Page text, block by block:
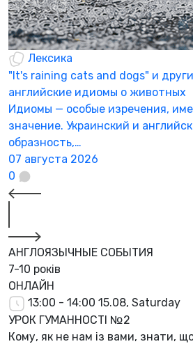
Лексика
"It's raining cats and dogs" и
английские идиомы о животных
Идиомы — особые изречения,
значение. Украинский и
образность,…
07 августа 2026
0
АНГЛОЯЗЫЧНЫЕ СОБЫТИЯ
7-10 років
ОНЛАЙН
13:00 - 14:00 15.08, Saturday
УРОК ГУМАННОСТІ №2
Кому, як не нам із вами, знати,